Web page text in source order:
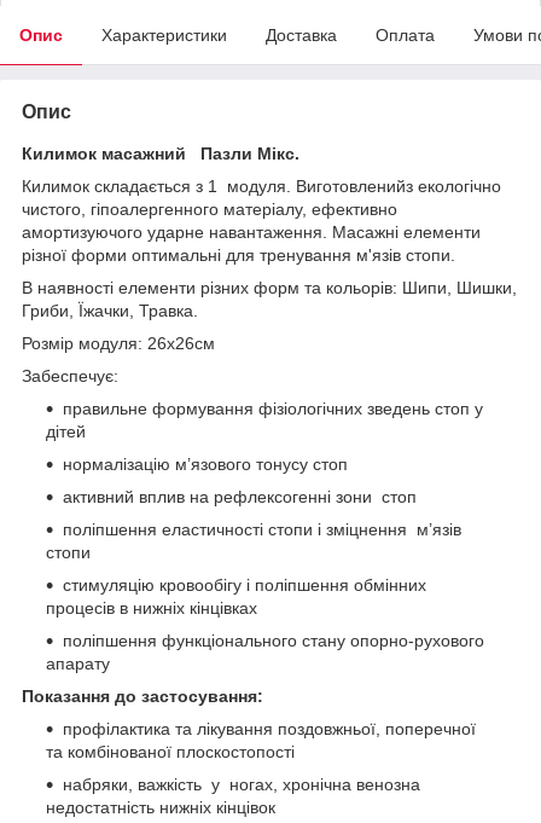
Опис Характеристики Доставка Оплата Умови
Опис
Килимок масажний Пазли Мікс.
Килимок складається з 1 модуля. Виготовленийз екологічно
чистого, гіпоалергенного матеріалу, ефективно
амортизуючого ударне навантаження. Масажні елементи
різної форми оптимальні для тренування м'язів стопи.
В наявності елементи різних форм та кольорів: Шипи, Шишки,
Гриби, Їжачки, Травка.
Розмір модуля: 26x26см
Забеспечує:
правильне формування фізіологічних зведень стоп у
дітей
нормалізацію м’язового тонусу стоп
активний вплив на рефлексогенні зони стоп
поліпшення еластичності стопи і зміцнення м’язів
стопи
стимуляцію кровообігу і поліпшення обмінних
процесів в нижніх кінцівках
поліпшення функціонального стану опорно-рухового
апарату
Показання до застосування:
профілактика та лікування поздовжньої, поперечної
та комбінованої плоскостопості
набряки, важкість у ногах, хронічна венозна
недостатність нижніх кінцівок